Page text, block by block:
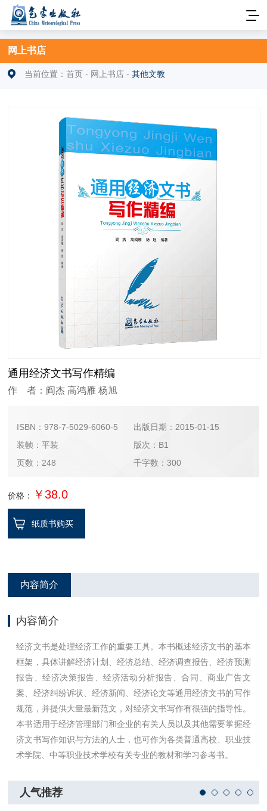
网上书店
当前位置：首页 - 网上书店 -其他文教
通用经济文书写作精编
作 者：阎杰 高鸿雁 杨旭
ISBN：978-7-5029-6060-5
出版日期：2015-01-15
装帧：平装
版次：B1
页数：248
千字数：300
价格： ￥38.0
纸质书购买
内容简介
内容简介
经济文书是处理经济工作的重要工具。本书概述经济文书的基本
框架，具体讲解经济计划、经济总结、经济调查报告、经济预测
报告、经济决策报告、经济活动分析报告、合同、商业广告文
案、经济纠纷诉状、经济新闻、经济论文等通用经济文书的写作
规范，并提供大量最新范文，对经济文书写作有很强的指导性。
本书适用于经济管理部门和企业的有关人员以及其他需要掌握经
济文书写作知识与方法的人士，也可作为各类普通高校、职业技
术学院、中等职业技术学校有关专业的教材和学习参考书。
人气推荐